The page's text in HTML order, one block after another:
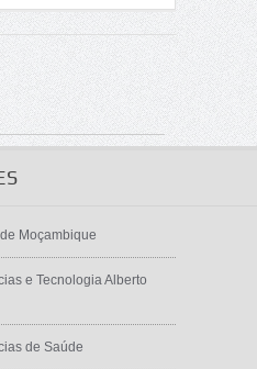
Moçambique
e Tecnologia Alberto
de Saúde